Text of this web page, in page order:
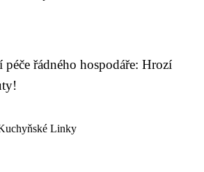
péče řádného hospodáře: Hrozí